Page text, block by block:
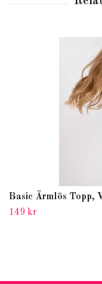
Basic Ärmlös Topp,
149 kr